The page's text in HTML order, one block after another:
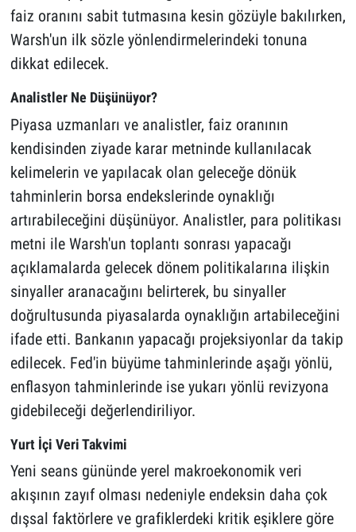
faiz oranını sabit tutmasına kesin gözüyle bakılırken,
Warsh'un ilk sözle yönlendirmelerindeki tonuna
dikkat edilecek.
Analistler Ne Düşünüyor?
Piyasa uzmanları ve analistler, faiz oranının
kendisinden ziyade karar metninde kullanılacak
kelimelerin ve yapılacak olan geleceğe dönük
tahminlerin borsa endekslerinde oynaklığı
artırabileceğini düşünüyor. Analistler, para politikası
metni ile Warsh'un toplantı sonrası yapacağı
açıklamalarda gelecek dönem politikalarına ilişkin
sinyaller aranacağını belirterek, bu sinyaller
doğrultusunda piyasalarda oynaklığın artabileceğini
ifade etti. Bankanın yapacağı projeksiyonlar da takip
edilecek. Fed'in büyüme tahminlerinde aşağı yönlü,
enflasyon tahminlerinde ise yukarı yönlü revizyona
gidebileceği değerlendiriliyor.
Yurt İçi Veri Takvimi
Yeni seans gününde yerel makroekonomik veri
akışının zayıf olması nedeniyle endeksin daha çok
dışsal faktörlere ve grafiklerdeki kritik eşiklere göre